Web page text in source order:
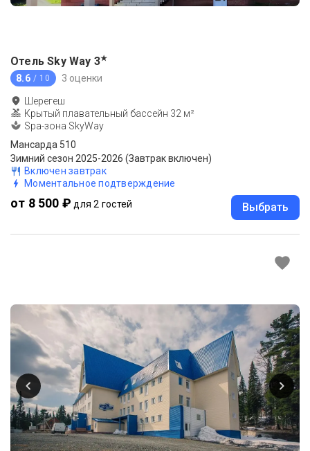
Отель Sky Way 3★
8.6 / 10 3 оценки
Шерегеш
Крытый плавательный бассейн 32 м²
Spa-зона SkyWay
Мансарда 510
Зимний сезон 2025-2026 (Завтрак включен)
Включен завтрак
Моментальное подтверждение
от 8 500 ₽ для 2 гостей Выбрать